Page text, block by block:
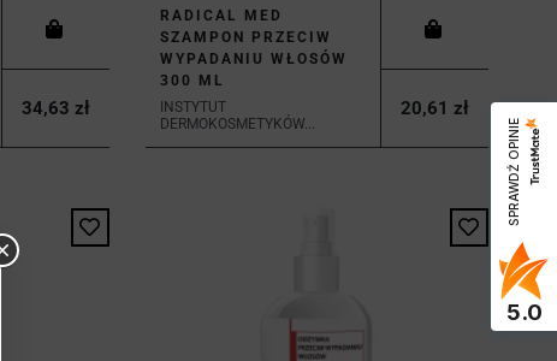
34,63 zł
RADICAL MED
SZAMPON PRZECIW
WYPADANIU WŁOSÓW
300 ML
INSTYTUT
DERMOKOSMETYKÓW...
20,61 zł
SPRAWDŹ OPINIE
5.0